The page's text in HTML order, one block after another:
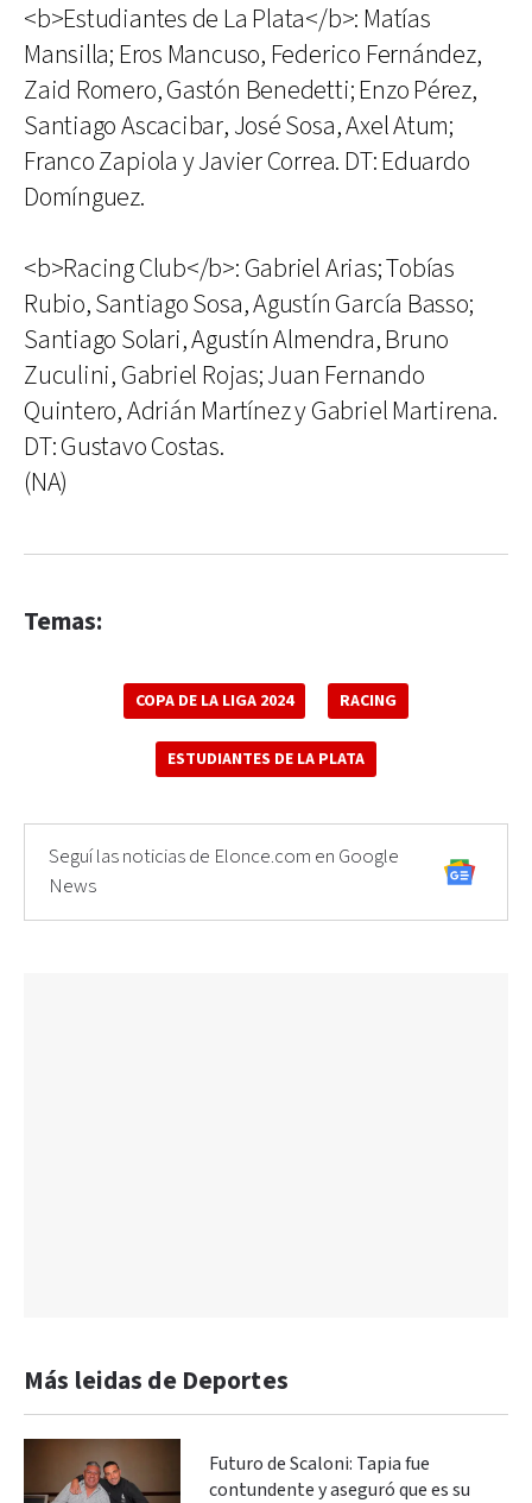
<b>Estudiantes de La Plata</b>: Matías
Mansilla; Eros Mancuso, Federico Fernández,
Zaid Romero, Gastón Benedetti; Enzo Pérez,
Santiago Ascacibar, José Sosa, Axel Atum;
Franco Zapiola y Javier Correa. DT: Eduardo
Domínguez.
<b>Racing Club</b>: Gabriel Arias; Tobías
Rubio, Santiago Sosa, Agustín García Basso;
Santiago Solari, Agustín Almendra, Bruno
Zuculini, Gabriel Rojas; Juan Fernando
Quintero, Adrián Martínez y Gabriel Martirena.
DT: Gustavo Costas.
(NA)
Temas:
COPA DE LA LIGA 2024 RACING
ESTUDIANTES DE LA PLATA
Seguí las noticias de Elonce.com en Google
News
Más leidas de Deportes
Futuro de Scaloni: Tapia fue
contundente y aseguró que es su